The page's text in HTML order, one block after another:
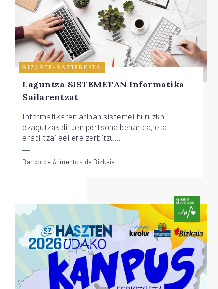
GIZARTE-BAZTERKETA
Laguntza SISTEMETAN Informatika
Sailarentzat
Informatikaren arloan sistemei buruzko
ezagutzak dituen pertsona behar da, eta
erabiltzaileei ere zerbitzu...
Banco de Alimentos de Bizkaia